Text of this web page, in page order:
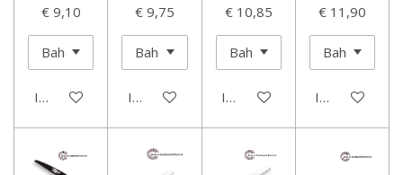
€ 9,10
In winkelwagen
€ 9,75
In winkelwagen
€ 10,85
In winkelwagen
€ 11,90
In